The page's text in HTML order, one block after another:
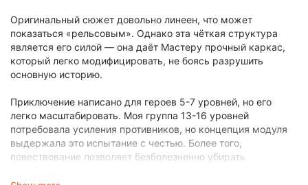
Оригинальный сюжет довольно линеен, что может
показаться «рельсовым». Однако эта чёткая структура
является его силой — она даёт Мастеру прочный каркас,
который легко модифицировать, не боясь разрушить
основную историю.
Приключение написано для героев 5-7 уровней, но его
легко масштабировать. Моя группа 13-16 уровней
потребовала усиления противников, но концепция модуля
выдержала это испытание с честью. Более того,
повествование позволяет безболезненно убирать